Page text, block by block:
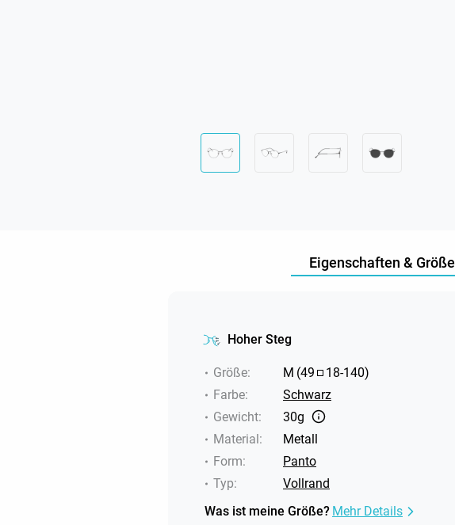
Eigenschaften & Größe
Hoher Steg
Größe: M (49 18-140)
Farbe:
Schwarz
Gewicht:
30g
Material:
Metall
Form:
Panto
Typ:
Vollrand
Was ist meine Größe? Mehr Details